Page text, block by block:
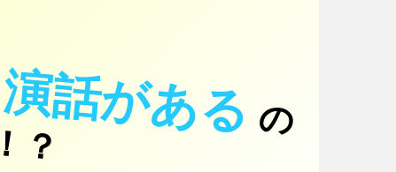
話がある の
っ
て
！